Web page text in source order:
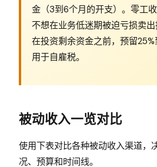
金（3到6个月的开支）。零工
不想在业务低迷期被迫亏损卖
在投资剩余资金之前，预留
用于自雇税。
被动收入一览对比
使用下表对比各种被动收入渠道，
况、预算和时间线。